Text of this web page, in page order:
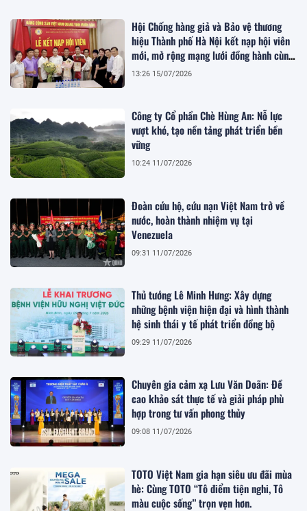
Hội Chống hàng giả và Bảo vệ thương
hiệu Thành phố Hà Nội kết nạp hội viên
mới, mở rộng mạng lưới đồng hành cùng
doanh nghiệp
13:26 15/07/2026
Công ty Cổ phần Chè Hùng An: Nỗ lực
vượt khó, tạo nền tảng phát triển bền
vững
10:24 11/07/2026
Đoàn cứu hộ, cứu nạn Việt Nam trở về
nước, hoàn thành nhiệm vụ tại
Venezuela
09:31 11/07/2026
Thủ tướng Lê Minh Hưng: Xây dựng
những bệnh viện hiện đại và hình thành
hệ sinh thái y tế phát triển đồng bộ
09:29 11/07/2026
Chuyên gia cảm xạ Lưu Văn Doãn: Đề
cao khảo sát thực tế và giải pháp phù
hợp trong tư vấn phong thủy
09:08 11/07/2026
TOTO Việt Nam gia hạn siêu ưu đãi mùa
hè: Cùng TOTO “Tô điểm tiện nghi, Tô
màu cuộc sống” trọn vẹn hơn.